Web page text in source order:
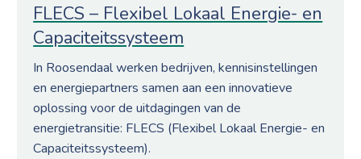
FLECS – Flexibel Lokaal Energie- en
Capaciteitssysteem
In Roosendaal werken bedrijven, kennisinstellingen
en energiepartners samen aan een innovatieve
oplossing voor de uitdagingen van de
energietransitie: FLECS (Flexibel Lokaal Energie- en
Capaciteitssysteem).